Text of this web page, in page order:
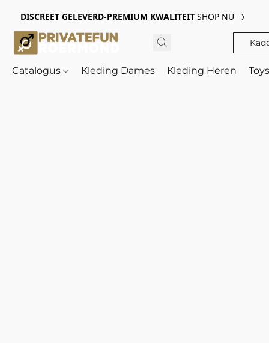
DISCREET GELEVERD-PREMIUM KWALITEIT SHOP NU
Catalogus Kleding Dames Kleding Heren